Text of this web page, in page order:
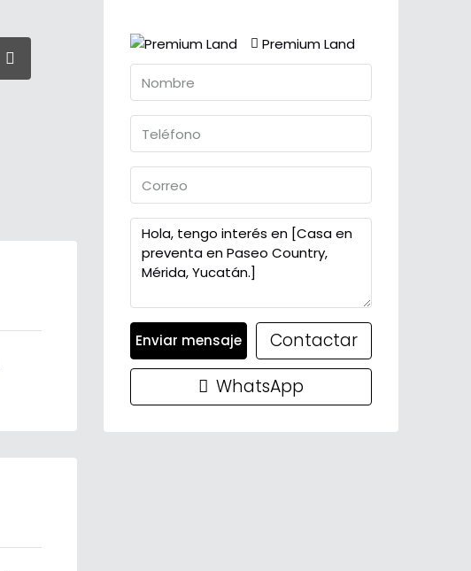
Premium Land
Enviar mensaje
Contactar
WhatsApp